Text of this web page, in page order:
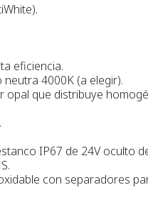
eficiencia.
neutra 4000K (a elegir).
opal que distribuye
IP67 de 24V oculto
con separadores